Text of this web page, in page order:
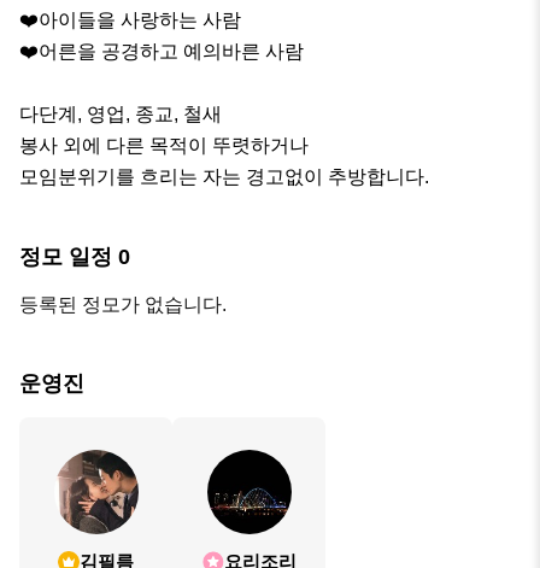
❤️아이들을 사랑하는 사람
❤️어른을 공경하고 예의바른 사람
다단계, 영업, 종교, 철새
봉사 외에 다른 목적이 뚜렷하거나
모임분위기를 흐리는 자는 경고없이 추방합니다.
정모 일정 0
등록된 정모가 없습니다.
운영진
김필름 요리조리